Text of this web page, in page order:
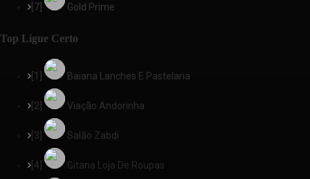
[7] Gold Prime
Top Ligue Certo
[1] Baiana Lanches E Pastelaria
[2] Viação Andorinha
[3] Salão Zabdi
[4] Gitana Loja De Roupas